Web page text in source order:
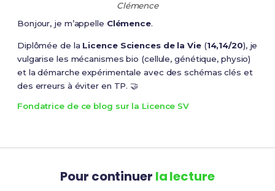
Clémence
Bonjour, je m’appelle Clémence.
Diplômée de la Licence Sciences de la Vie(14,14/20), je
vulgarise les mécanismes bio (cellule, génétique, physio)
et la démarche expérimentale avec des schémas clés et
des erreurs à éviter en TP. 🤝
Fondatrice de ce blog sur la Licence SV
Pour continuer la lecture